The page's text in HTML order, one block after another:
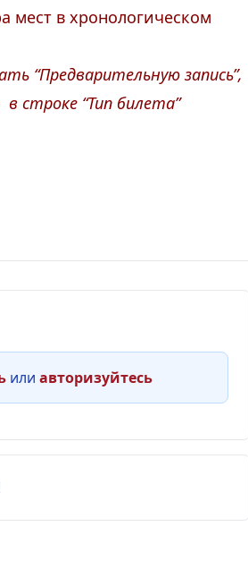
мест в хронологическом
“Предварительную запись”,
строке “Тип билета”
или авторизуйтесь